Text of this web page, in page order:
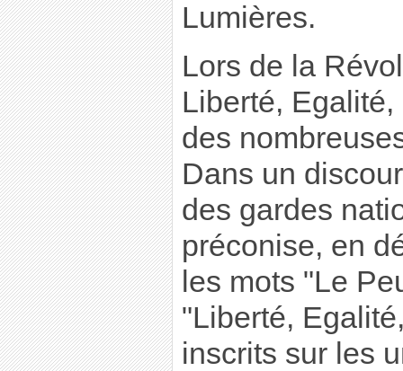
Lumières.
Lors de la
Liberté,
des
Dans un
des gardes
préconise, en
les mots "Le
"Liberté,
inscrits sur les